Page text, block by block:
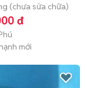
(chưa sửa chữa)
đ
mới